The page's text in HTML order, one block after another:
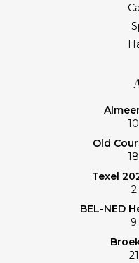
Old
Texel
BEL-NED